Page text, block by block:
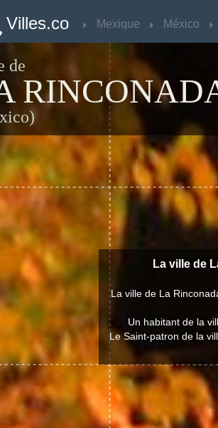
Villes.co Mexique México
de
La ville de
La ville de La
Un habitant de la
Le Saint-patron de la
Villes.co Mexique México